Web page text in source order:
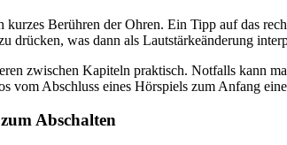
Berühren der Ohren. Ein Tipp auf das
was dann als Lautstärkeänderung
zwischen Kapiteln praktisch. Notfalls kann
Abschluss eines Hörspiels zum Anfang
Abschalten